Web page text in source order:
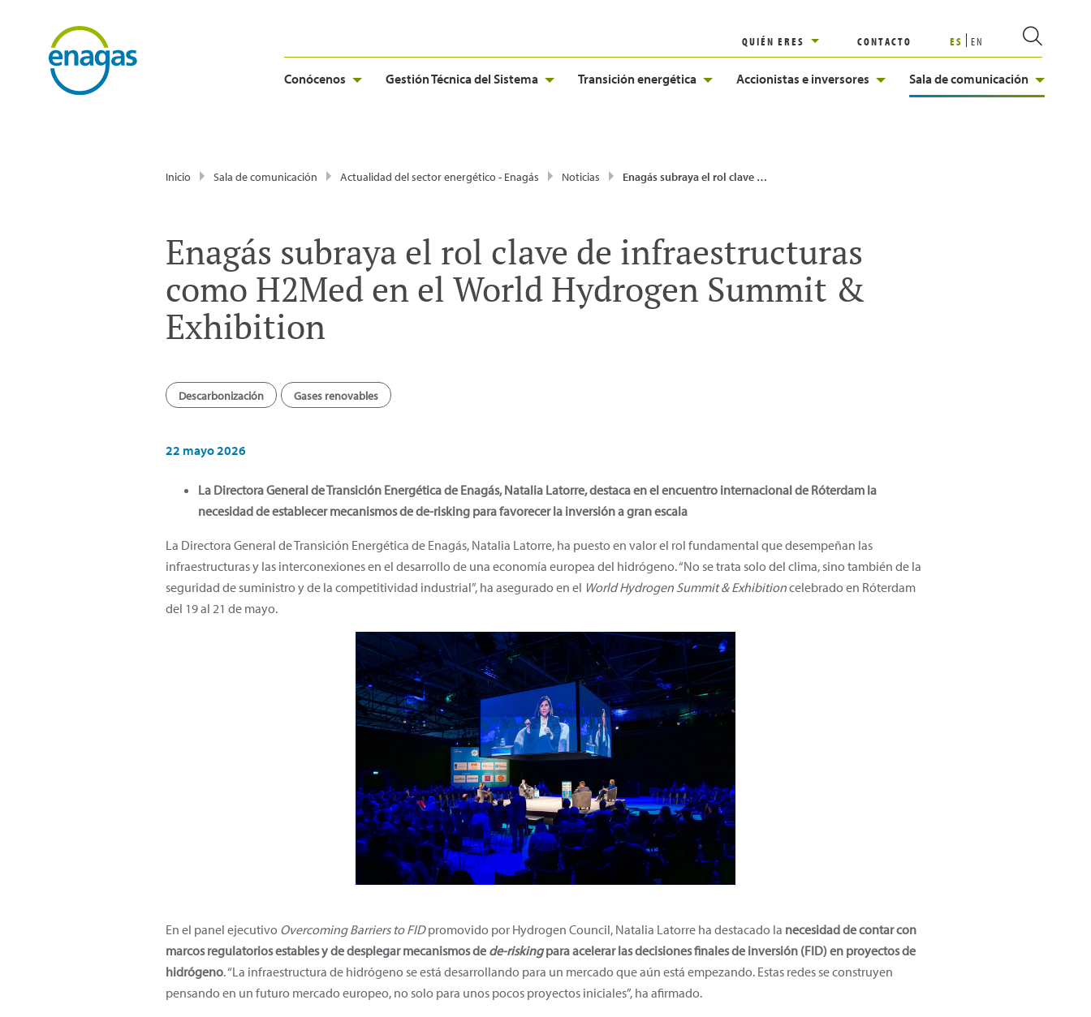
QUIÉN ERES CONTACTO ES EN
Conócenos Gestión Técnica del Sistema Transición energética Accionistas e inversores Sala de comunicación
Inicio Sala de comunicación Actualidad del sector energético - Enagás Noticias Enagás subraya el rol clave de infraestructuras como H2Med en el World Hydrogen Summit & Exhibition
Enagás subraya el rol clave de infraestructuras
como H2Med en el World Hydrogen Summit &
Exhibition
Descarbonización Gases renovables
22 mayo 2026
La Directora General de Transición Energética de Enagás, Natalia Latorre, destaca en el encuentro internacional de Róterdam la
necesidad de establecer mecanismos de de-risking para favorecer la inversión a gran escala
La Directora General de Transición Energética de Enagás, Natalia Latorre, ha puesto en valor el rol fundamental que desempeñan las
infraestructuras y las interconexiones en el desarrollo de una economía europea del hidrógeno. “No se trata solo del clima, sino también de la
seguridad de suministro y de la competitividad industrial”, ha asegurado en el World Hydrogen Summit & Exhibitioncelebrado en Róterdam
del 19 al 21 de mayo.
En el panel ejecutivo Overcoming Barriers to FIDpromovido por Hydrogen Council, Natalia Latorre ha destacado la necesidad de contar con
marcos regulatorios estables y de desplegar mecanismos de de-riskingpara acelerar las decisiones finales de inversión (FID) en proyectos de
hidrógeno. “La infraestructura de hidrógeno se está desarrollando para un mercado que aún está empezando. Estas redes se construyen
pensando en un futuro mercado europeo, no solo para unos pocos proyectos iniciales”, ha afirmado.